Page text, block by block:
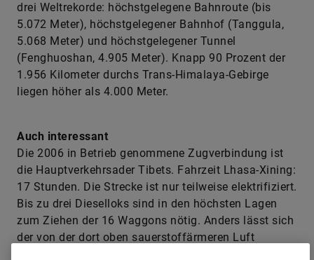
drei Weltrekorde: höchstgelegene Bahnroute (bis
5.072 Meter), höchstgelegener Bahnhof (Tanggula,
5.068 Meter) und höchstgelegener Tunnel
(Fenghuoshan, 4.905 Meter). Knapp 90 Prozent der
1.956 Kilometer durchs Trans-Himalaya-Gebirge
liegen höher als 4.000 Meter.
Auch interessant
Die 2006 in Betrieb genommene Zugverbindung ist
die Hauptverkehrsader Tibets. Fahrzeit Lhasa-Xining:
17 Stunden. Die Strecke ist nur teilweise elek­trifiziert.
Bis zu drei Dieselloks sind in den höchsten Lagen
zum Ziehen der 16 Waggons nötig. Anders lässt sich
der von der dort oben sauerstoffärmeren Luft